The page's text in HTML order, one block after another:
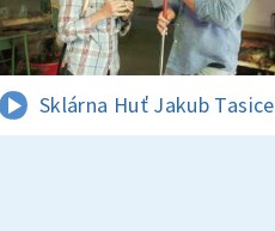
Sklárna Huť Jakub Tasice